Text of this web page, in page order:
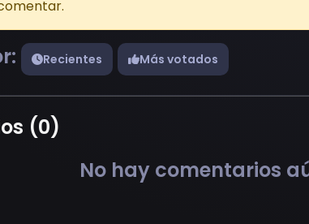
Recientes Más votados
(0)
No hay comentarios